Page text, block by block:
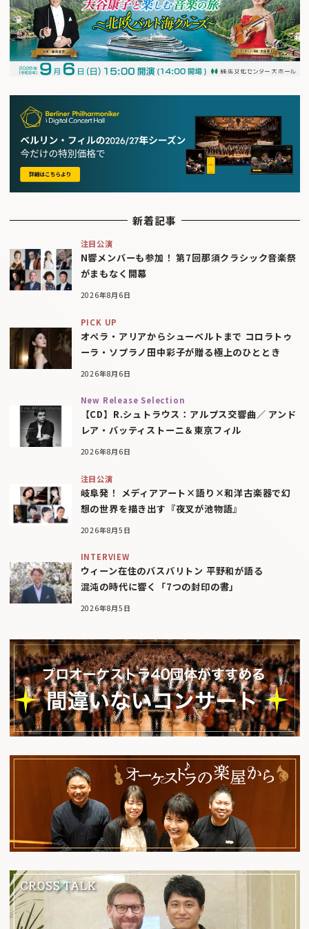
新着記事
注目公演
N響メンバーも参加！ 第7回那須クラシック音楽祭
がまもなく開幕
2026年8月6日
PICK UP
オペラ・アリアからシューベルトまで コロラトゥ
ーラ・ソプラノ田中彩子が贈る極上のひととき
2026年8月6日
New Release Selection
【CD】R.シュトラウス：アルプス交響曲／ アンド
レア・バッティストーニ＆東京フィル
2026年8月6日
注目公演
岐阜発！ メディアアート×語り×和洋古楽器で幻
想の世界を描き出す『夜叉が池物語』
2026年8月5日
INTERVIEW
ウィーン在住のバスバリトン 平野和が語る
混沌の時代に響く「7つの封印の書」
2026年8月5日